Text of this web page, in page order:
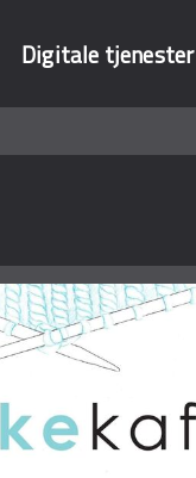
Digitale tjenester